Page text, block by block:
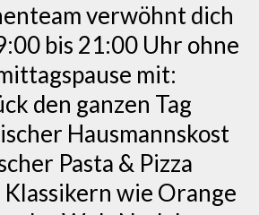
verwöhnt dich
bis 21:00 Uhr ohne
mit:
den ganzen Tag
Hausmannskost
Pasta & Pizza
wie Orange